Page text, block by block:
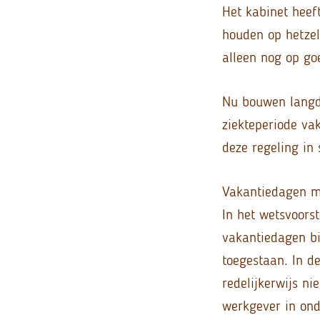
Het kabinet
houden op
alleen nog op
Nu bouwen
ziekteperiode
deze regeling in
Vakantiedagen
In het
vakantiedagen
toegestaan. In
redelijkerwijs
werkgever in